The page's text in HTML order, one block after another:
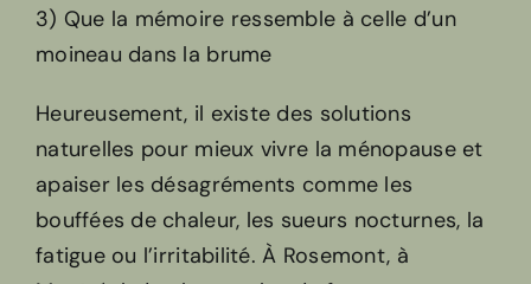
3) Que la mémoire ressemble à celle d’un
moineau dans la brume
Heureusement, il existe des solutions
naturelles pour mieux vivre la ménopause et
apaiser les désagréments comme les
bouffées de chaleur, les sueurs nocturnes, la
fatigue ou l’irritabilité. À Rosemont, à